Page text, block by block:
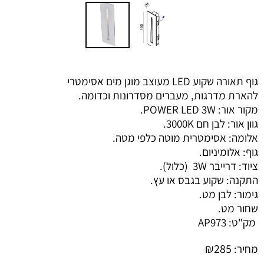
גוף תאורה שקוע LED מעוצב מוגן מים אסימטרי
להארת מדרגות, מעברים מסדרונות וכדומה.
מקור אור: POWER LED 3W.
גוון אור: לבן חם 3000K.
אלומה: אסימטרית מוטה כלפי מטה.
גוף: אלומיניום.
ציוד: דרייבר 3W (כלול).
התקנה: שקוע בגבס או עץ.
גימור: לבן מט.
שחור מט.
מק"ט: AP973
מחיר:
₪285